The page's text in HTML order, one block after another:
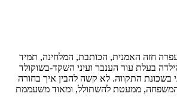
חזה האמנית, הכותבת, המלחינה, תמיד
בעלת עור הענבר ועיני השקד-בשוקולד
בשכונת התקווה. לא קשה להבין איך בחורה
ממעטת להשתולל, ומאוד משעממת